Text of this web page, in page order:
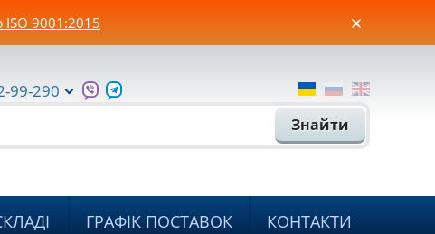
ISO 9001:2015
99-290
Знайти
ГРАФІК ПОСТАВОК КОНТАКТИ